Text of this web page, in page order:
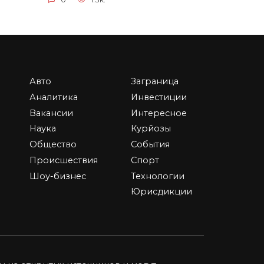
Аренда помещения под
магазин в Москве: как
выбрать лучшее место
недвижимости под магазин
предпринимателю
0
Авто
Аналитика
Вакансии
Наука
Общество
Происшествия
Шоу-бизнес
Заграница
Инвестиции
Интересное
Курйозы
События
Спорт
Технологии
Юрисдикции